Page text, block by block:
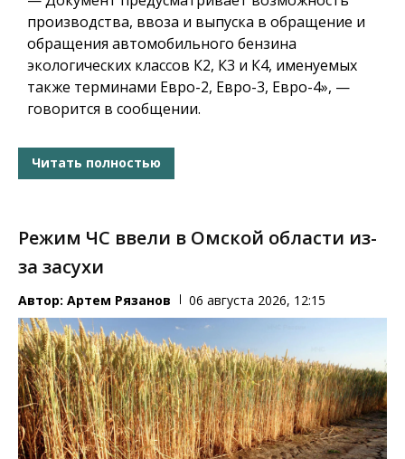
производства, ввоза и выпуска в обращение и
обращения автомобильного бензина
экологических классов К2, К3 и К4, именуемых
также терминами Евро-2, Евро-3, Евро-4», —
говорится в сообщении.
Читать полностью
Режим ЧС ввели в Омской области из-
за засухи
Автор: Артем Рязанов 06 августа 2026, 12:15